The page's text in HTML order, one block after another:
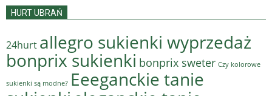
HURT UBRAŃ
24hurt allegro sukienki wyprzedaż
bonprix sukienki bonprix sweter Czy kolorowe
sukienki są modne? Eeeganckie tanie